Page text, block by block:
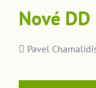
Nové
Přidal
Pavel